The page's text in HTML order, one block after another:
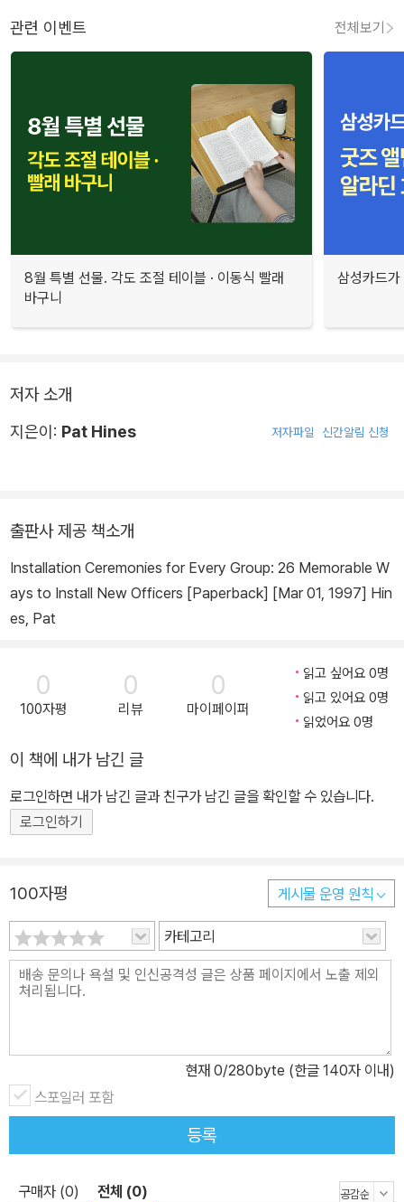
관련 이벤트 전체보기
8월 특별 선물. 각도 조절 테이블 · 이동식 빨래
바구니
삼성카드
저자 소개
지은이: Pat Hines 저자파일 신간알림 신청
출판사 제공 책소개
Installation Ceremonies for Every Group: 26 Memorable W
ays to Install New Officers [Paperback] [Mar 01, 1997] Hin
es, Pat
0
100자평
0
리뷰
0
마이페이퍼
읽고 싶어요 0명
읽고 있어요 0명
읽었어요 0명
이 책에 내가 남긴 글
로그인하면 내가 남긴 글과 친구가 남긴 글을 확인할 수 있습니다.
로그인하기
100자평 게시물 운영 원칙
카테고리
현재 0/280byte (한글 140자 이내)
스포일러 포함
등록
구매자 (0) 전체 (0)